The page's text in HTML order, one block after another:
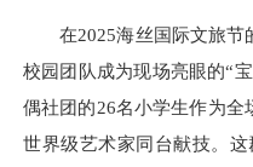
在2025海丝国际文旅节
校园团队成为现场亮眼的“
偶社团的26名小学生作为
世界级艺术家同台献技。